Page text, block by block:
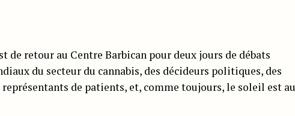
de retour au Centre Barbican pour deux jours de débats
du secteur du cannabis, des décideurs politiques, des
de patients, et, comme toujours, le soleil est au